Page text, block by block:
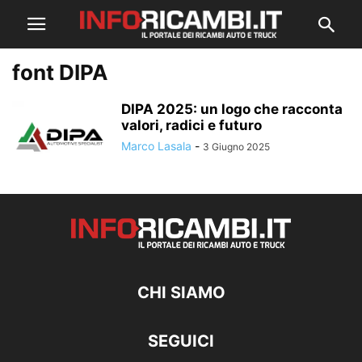
font DIPA
DIPA 2025: un logo che racconta
valori, radici e futuro
Marco Lasala - 3 Giugno 2025
CHI SIAMO
SEGUICI